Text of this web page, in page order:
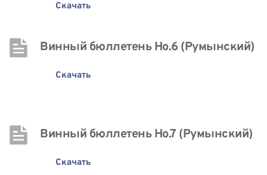
Скачать
Винный бюллетень Нo.6 (Румынский)
Скачать
Винный бюллетень Нo.7 (Румынский)
Скачать